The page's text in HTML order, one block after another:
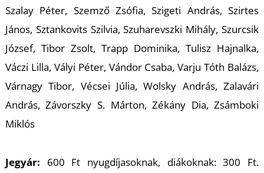
Szalay Péter, Szemző Zsófia, Szigeti András, Szirtes
János, Sztankovits Szilvia, Szuharevszki Mihály, Szurcsik
József, Tibor Zsolt, Trapp Dominika, Tulisz Hajnalka,
Váczi Lilla, Vályi Péter, Vándor Csaba, Varju Tóth Balázs,
Várnagy Tibor, Vécsei Júlia, Wolsky András, Zalavári
András, Závorszky S. Márton, Zékány Dia, Zsámboki
Miklós
Jegyár: 600 Ft nyugdíjasoknak, diákoknak: 300 Ft.